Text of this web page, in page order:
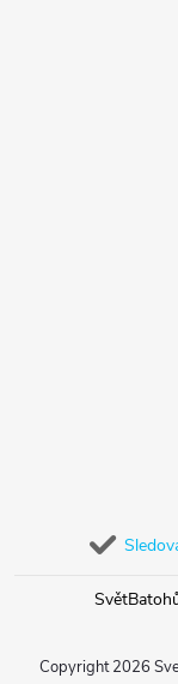
Copyright 2026